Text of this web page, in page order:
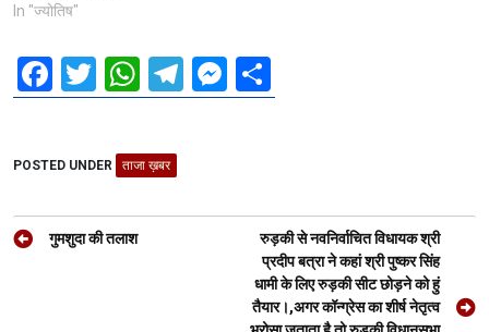
In "ज्योतिष"
F
a
b
o
o
T
wi
tt
er
W
h
at
s
A
T
el
a
M
es
g
h
POSTED UNDER ताजा ख़बर
Postगुमशुदा की तलाश
रुड़की से नवनिर्वाचित विधायक श्री
प्रदीप बत्रा ने कहां श्री पुष्कर सिंह
धामी के लिए रुड़की सीट छोड़ने को हुं
तैयार।,अगर कॉन्ग्रेस का शीर्ष नेतृत्व